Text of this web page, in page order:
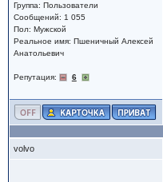
Группа: Пользователи
Сообщений: 1 055
Пол: Мужской
Реальное имя: Пшеничный Алексей
Анатольевич
Репутация: 6
volvo